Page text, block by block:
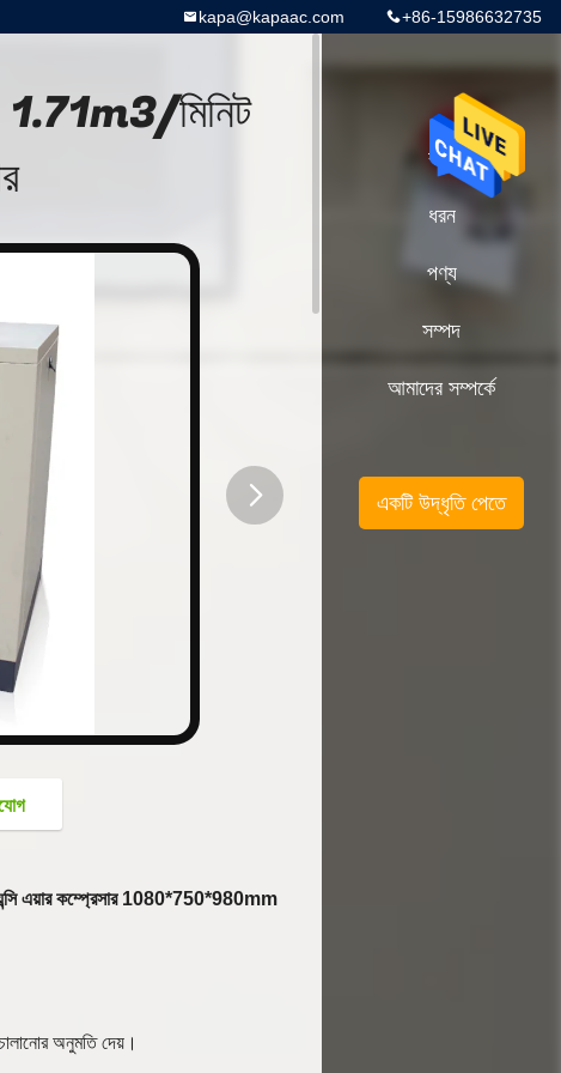
+86-15986632735
kapa@kapaac.com
মিনিট
এয়ার কম্প্রেসার 1080*750*980mm
অনুমতি দেয়।
বাড়ি
ধরন
পণ্য
সম্পদ
আমাদের সম্পর্কে
একটি উদ্ধৃতি পেতে